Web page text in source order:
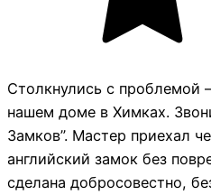
Столкнулись с проблемой
нашем доме в Химках.
Замков”. Мастер приехал
английский замок без
сделана добросовестно,